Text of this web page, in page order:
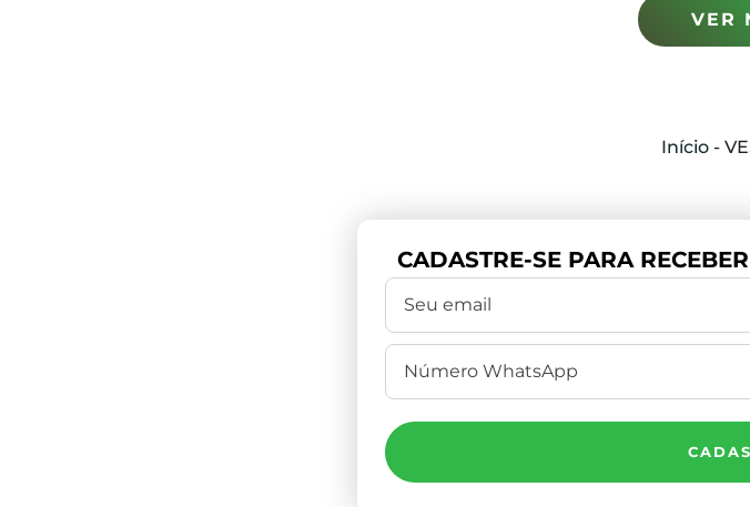
VER
Início-
CADASTRE-SE PARA